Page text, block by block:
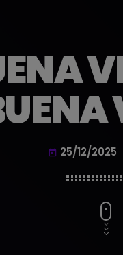
today 25/12/2025